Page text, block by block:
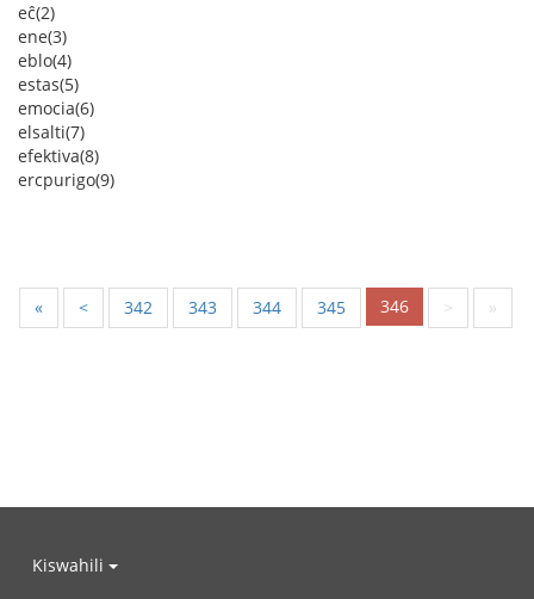
eĉ(2)
ene(3)
eblo(4)
estas(5)
emocia(6)
elsalti(7)
efektiva(8)
ercpurigo(9)
« < 342 343 344 345 346 > »
Kiswahili